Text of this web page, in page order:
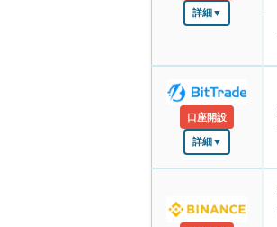
詳細▼
口座開設
詳細▼